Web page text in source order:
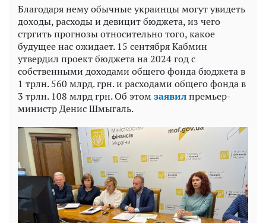
Благодаря нему обычные украинцы могут увидеть
доходы, расходы и девицит бюджета, из чего
стргить прогнозы относительно того, какое
будущее нас ожидает. 15 сентября Кабмин
утвердил проект бюджета на 2024 год с
собственными доходами общего фонда бюджета в
1 трлн. 560 млрд. грн. и расходами общего фонда в
3 трлн. 108 млрд грн. Об этомзаявилпремьер-
министр Денис Шмыгаль.